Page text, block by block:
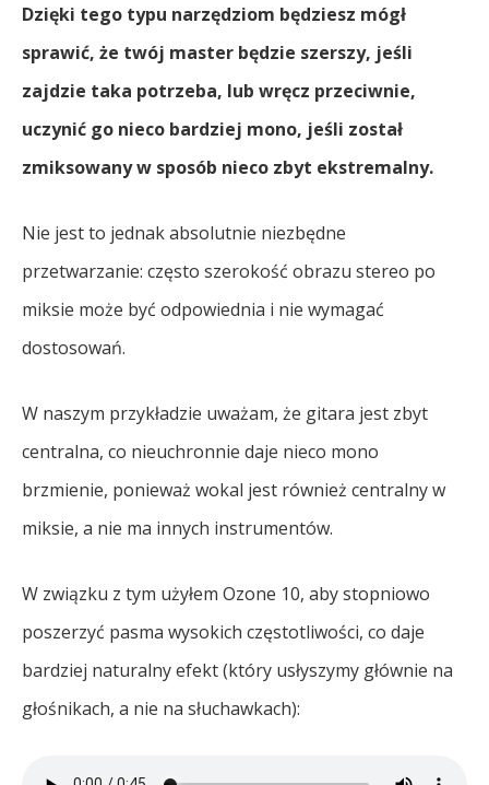
Dzięki tego typu narzędziom będziesz mógł
sprawić, że twój master będzie szerszy, jeśli
zajdzie taka potrzeba, lub wręcz przeciwnie,
uczynić go nieco bardziej mono, jeśli został
zmiksowany w sposób nieco zbyt ekstremalny.
Nie jest to jednak absolutnie niezbędne
przetwarzanie: często szerokość obrazu stereo po
miksie może być odpowiednia i nie wymagać
dostosowań.
W naszym przykładzie uważam, że gitara jest zbyt
centralna, co nieuchronnie daje nieco mono
brzmienie, ponieważ wokal jest również centralny w
miksie, a nie ma innych instrumentów.
W związku z tym użyłem Ozone 10, aby stopniowo
poszerzyć pasma wysokich częstotliwości, co daje
bardziej naturalny efekt (który usłyszymy głównie na
głośnikach, a nie na słuchawkach):